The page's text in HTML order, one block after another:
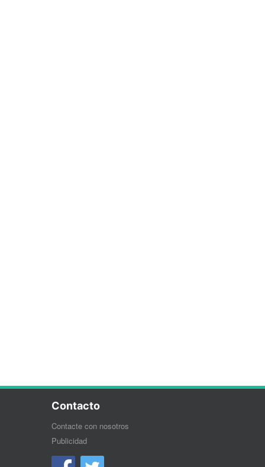
Contacto
Contacte con nosotros
Publicidad